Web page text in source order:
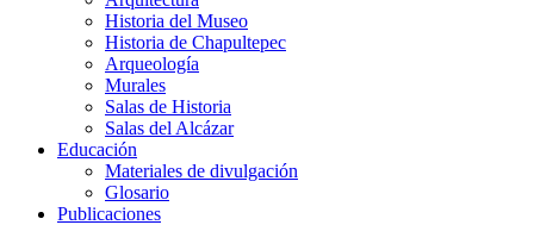
Historia del Museo
Historia de Chapultepec
Arqueología
Murales
Salas de Historia
Salas del Alcázar
Educación
Materiales de divulgación
Glosario
Publicaciones